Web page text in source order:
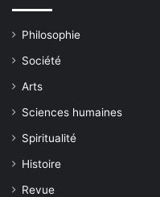
Philosophie
Société
Arts
Sciences humaines
Spiritualité
Histoire
Revue